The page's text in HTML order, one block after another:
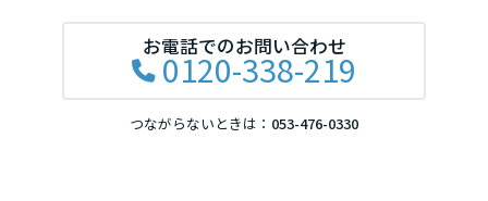
お電話でのお問い合わせ
0120-338-219
つながらないときは： 053-476-0330